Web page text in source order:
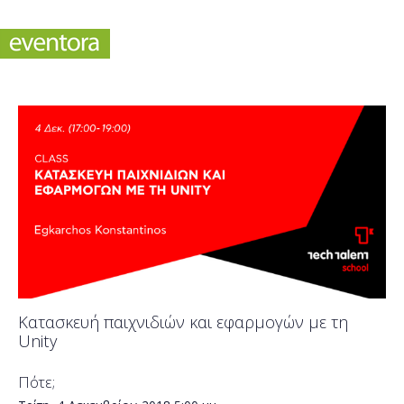
Κατασκευή παιχνιδιών και εφαρμογών με τη
Unity
Πότε;